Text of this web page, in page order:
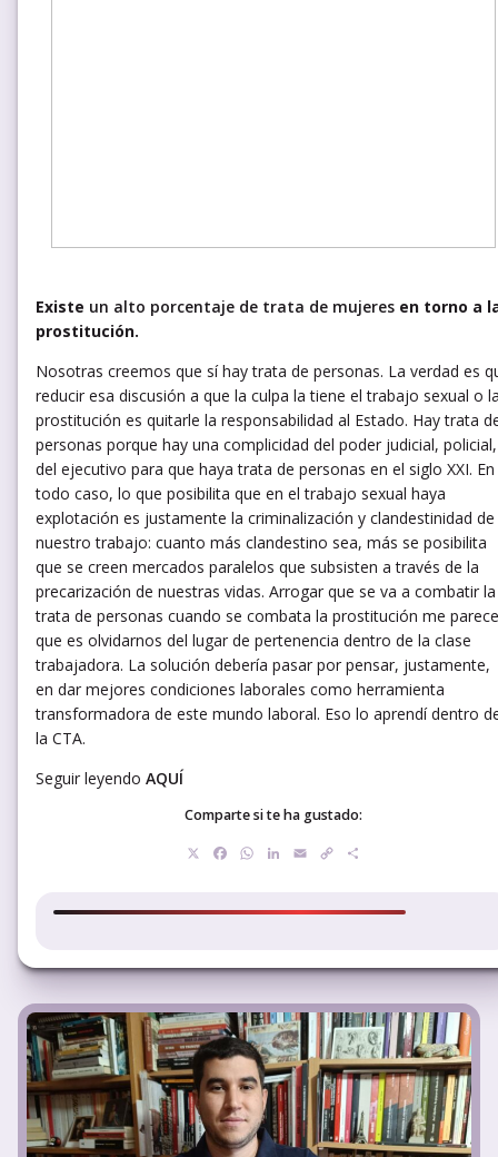
Existe un alto porcentaje de trata de mujeres en torno a
prostitución.
Nosotras creemos que sí hay trata de personas. La verdad es
reducir esa discusión a que la culpa la tiene el trabajo sexual o
prostitución es quitarle la responsabilidad al Estado. Hay trata
personas porque hay una complicidad del poder judicial,
del ejecutivo para que haya trata de personas en el siglo XXI. En
todo caso, lo que posibilita que en el trabajo sexual haya
explotación es justamente la criminalización y clandestinidad de
nuestro trabajo: cuanto más clandestino sea, más se posibilita
que se creen mercados paralelos que subsisten a través de la
precarización de nuestras vidas. Arrogar que se va a combatir la
trata de personas cuando se combata la prostitución me parece
que es olvidarnos del lugar de pertenencia dentro de la clase
trabajadora. La solución debería pasar por pensar, justamente,
en dar mejores condiciones laborales como herramienta
transformadora de este mundo laboral. Eso lo aprendí dentro
la CTA.
Seguir leyendo AQUÍ
Comparte si te ha gustado:
Facebook
WhatsApp
LinkedIn
EmailCopy